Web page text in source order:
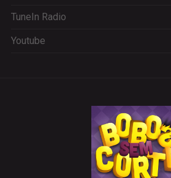
TuneIn Radio
Youtube